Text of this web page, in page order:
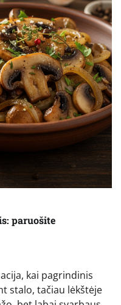
paruošite
kai pagrindinis
stalo, tačiau lėkštėje